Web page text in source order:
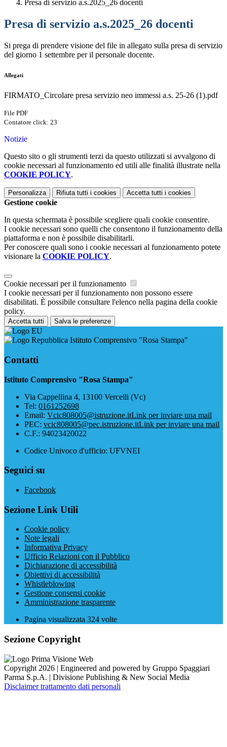
Presa di servizio a.s.2025_26 docenti
Presa di servizio a.s.2025_26 docenti
Si prega di prendere visione del file in allegato sulla presa di servizio
del giorno 1 settembre per il personale docente.
Allegati
FIRMATO_Circolare presa servizio neo immessi a.s. 25-26 (1).pdf
File PDF
Contatore click: 23
Notizie
Questo sito o gli strumenti terzi da questo utilizzati si avvalgono di
cookie necessari al funzionamento ed utili alle finalità illustrate nella
COOKIE POLICY.
Personalizza Rifiuta tutti i cookies Accetta tutti i cookies
Gestione cookie
In questa schermata è possibile scegliere quali cookie consentire.
I cookie necessari sono quelli che consentono il funzionamento della
piattaforma e non è possibile disabilitarli.
Per conoscere quali sono i cookie necessari al funzionamento potete
visionare la COOKIE POLICY.
Cookie necessari per il funzionamento
I cookie necessari per il funzionamento non possono essere
disabilitati. È possibile consultare l'elenco nella pagina della cookie
policy.
Accetta tutti Salva le preferenze
Istituto Comprensivo "Rosa Stampa"
Contatti
Istituto Comprensivo "Rosa Stampa"
Via Cappellina 4, 13100 Vercelli (Vc)
Tel: 0161252698
Email: Vcic808005@istruzione.itLink per inviare una mail
PEC: vcic808005@pec.istruzione.itLink per inviare una mail
C.F.: 94023420022
Codice Univoco d'ufficio: UFVNEI
Seguici su
Facebook
Sezione Link Utili
Cookie policy
Note legali
Informativa Privacy
Ufficio Relazioni con il Pubblico
Dichiarazione di accessibilità
Obiettivi di accessibilità
Whistleblowing
Gestione consensi cookie
Amministrazione trasparente
Pagina visualizzata 324 volte
Sezione Copyright
Copyright 2026 | Engineered and powered by Gruppo Spaggiari
Parma S.p.A. | Divisione Publishing & New Social Media
Disclaimer trattamento dati personali